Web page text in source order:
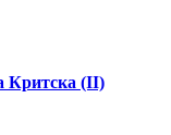
Критска (II)